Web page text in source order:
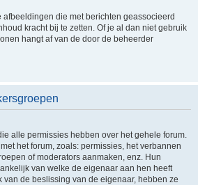
die met berichten geassocieerd
kracht bij te zetten. Of je al dan niet gebruik
hangt af van de door de beheerder
alle permissies hebben over het gehele forum.
het forum, zoals: permissies, het verbannen
of moderators aanmaken, enz. Hun
van welke de eigenaar aan hen heeft
van de beslissing van de eigenaar, hebben ze